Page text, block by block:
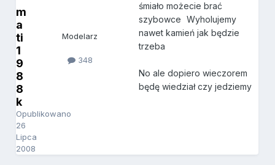
m
a
ti
1
9
8
8
k
Opublikowano
26
Lipca
2008
Modelarz
348
śmiało możecie brać
szybowce Wyholujemy
nawet kamień jak będzie
trzeba
No ale dopiero wieczorem
będę wiedział czy jedziemy